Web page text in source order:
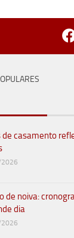
de casamento
de noiva:
dia